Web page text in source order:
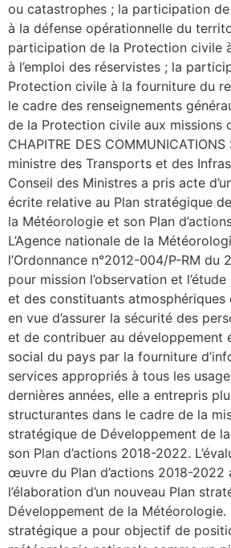
ou catastrophes ; la participation
à la défense opérationnelle du
participation de la Protection civile
à l’emploi des réservistes ; la
Protection civile à la fourniture du
le cadre des renseignements
de la Protection civile aux missions
CHAPITRE DES
ministre des Transports et des
Conseil des Ministres a pris acte
écrite relative au Plan stratégique
la Météorologie et son Plan
L’Agence nationale de la
l’Ordonnance n°2012-004/P-RM du
pour mission l’observation et
et des constituants atmosphériques
en vue d’assurer la sécurité des
et de contribuer au développement
social du pays par la fourniture
services appropriés à tous les
dernières années, elle a entrepris
structurantes dans le cadre de la
stratégique de Développement de
son Plan d’actions 2018-2022.
œuvre du Plan d’actions 2018-2022
l’élaboration d’un nouveau Plan
Développement de la Météorologie.
stratégique a pour objectif de